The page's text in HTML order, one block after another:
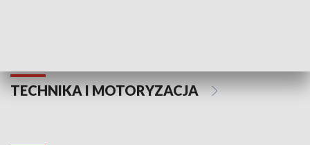
TECHNIKA I MOTORYZACJA